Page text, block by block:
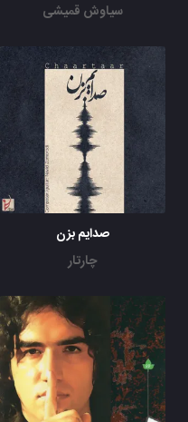
سیاوش قمیشی
‎صدایم بزن
چارتار